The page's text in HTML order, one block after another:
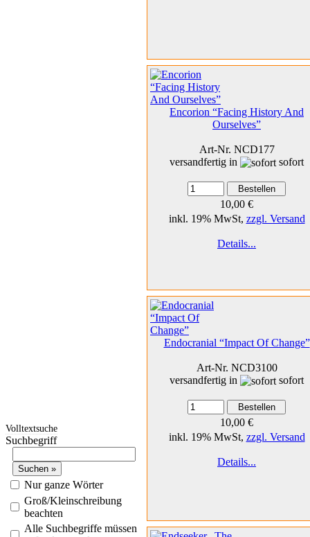
Volltextsuche
Suchbegriff
Nur ganze Wörter
Groß/Kleinschreibung
beachten
Alle Suchbegriffe müssen
Encorion “Facing History And
Ourselves”
Art-Nr. NCD177
versandfertig in
sofort
10,00 €
inkl. 19% MwSt, zzgl. Versand
Details...
Endocranial “Impact Of Change”
Art-Nr. NCD3100
versandfertig in
sofort
10,00 €
inkl. 19% MwSt, zzgl. Versand
Details...